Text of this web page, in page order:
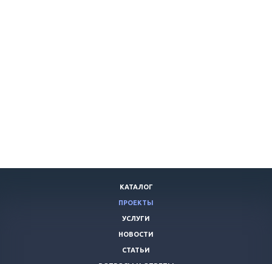
КАТАЛОГ
ПРОЕКТЫ
УСЛУГИ
НОВОСТИ
СТАТЬИ